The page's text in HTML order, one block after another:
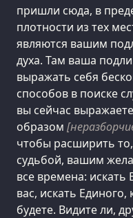
пришли сюда, в
плотности из тех
являются вашим
духа. Там ваша
выражать себя
способов в поиске
вы сейчас
образом
чтобы расширить
судьбой, вашим
все времена: искать
вас, искать
будете. Видите ли,